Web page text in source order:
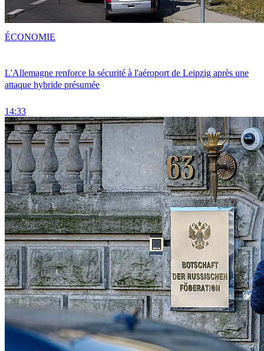
L'Allemagne renforce la sécurité à l'aéroport de Leipzig après une
attaque hybride présumée
14:33
ÉCONOMIE